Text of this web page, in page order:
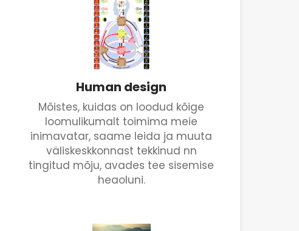
Human design
Mõistes, kuidas on loodud kõige
loomulikumalt toimima meie
inimavatar, saame leida ja muuta
väliskeskkonnast tekkinud nn
tingitud mõju, avades tee sisemise
heaoluni.